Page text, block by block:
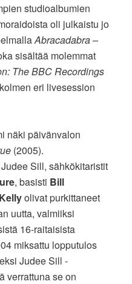
studioalbumien
oli julkaistu jo
Abracadabra –
sisältää molemmat
The BBC Recordings
eri livesession
näki päivänvalon
(2005).
Sill, sähkökitaristit
, basisti Bill
olivat purkittaneet
uutta, valmiiksi
16-raitaisista
miksattu lopputulos
Judee Sill -
verrattuna se on